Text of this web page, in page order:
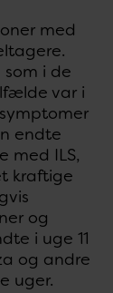
med
i de
var i
endte
med ILS,
kraftige
og
i uge 11
og andre
uger.